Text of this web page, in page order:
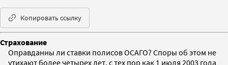
Копировать ссылку
Страхование
Оправданны ли ставки полисов ОСАГО? Споры об этом не
утихают более четырех лет, с тех пор как 1 июля 2003 года